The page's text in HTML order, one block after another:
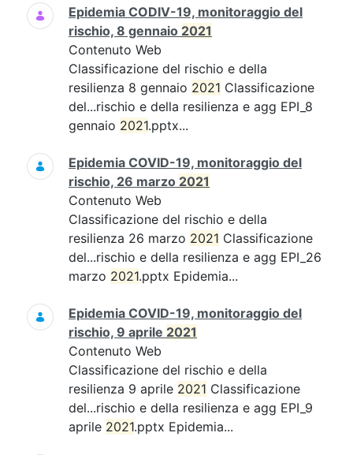
Epidemia CODIV-19, monitoraggio del
rischio, 8 gennaio 2021
Contenuto Web
Classificazione del rischio e della
resilienza 8 gennaio 2021 Classificazione
del...rischio e della resilienza e agg EPI_8
gennaio 2021.pptx...
Epidemia COVID-19, monitoraggio del
rischio, 26 marzo 2021
Contenuto Web
Classificazione del rischio e della
resilienza 26 marzo 2021 Classificazione
del...rischio e della resilienza e agg EPI_26
marzo 2021.pptx Epidemia...
Epidemia COVID-19, monitoraggio del
rischio, 9 aprile 2021
Contenuto Web
Classificazione del rischio e della
resilienza 9 aprile 2021 Classificazione
del...rischio e della resilienza e agg EPI_9
aprile 2021.pptx Epidemia...